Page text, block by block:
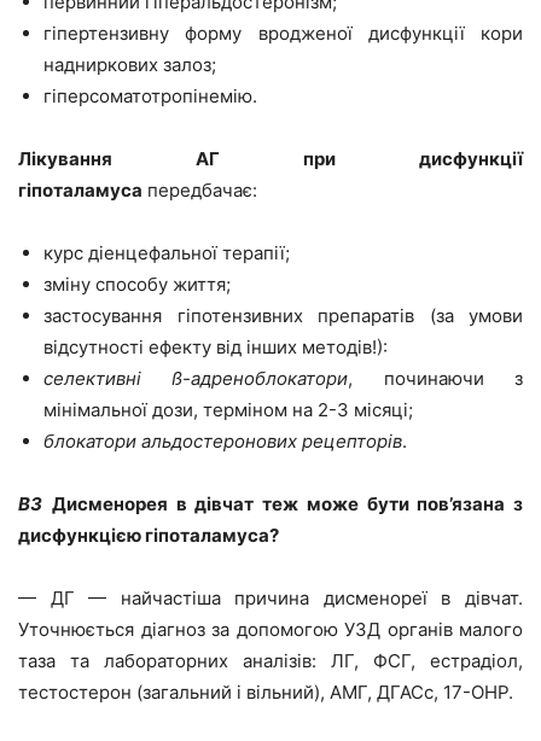
гіпертензивну форму вродженої дисфункції кори
надниркових залоз;
гіперсоматотропінемію.
Лікування АГ при дисфункції
гіпоталамуса передбачає:
курс діенцефальної терапії;
зміну способу життя;
застосування гіпотензивних препаратів (за умови
відсутності ефекту від інших методів!):
селективні ß-адреноблокатори, починаючи з
мінімальної дози, терміном на 2-3 місяці;
блокатори альдостеронових рецепторів.
ВЗ Дисменорея в дівчат теж може бути пов’язана з
дисфункцією гіпоталамуса?
— ДГ — найчастіша причина дисменореї в дівчат.
Уточнюється діагноз за допомогою УЗД органів малого
таза та лабораторних аналізів: ЛГ, ФСГ, естрадіол,
тестостерон (загальний і вільний), АМГ, ДГАСс, 17-ОНР.